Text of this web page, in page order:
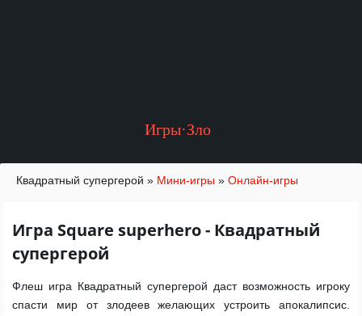
Игры·Зло
Квадратный супергерой » Мини-игры » Онлайн-игры
Игра Square superhero - Квадратный
супергерой
Флеш игра Квадратный супергерой даст возможность игроку
спасти мир от злодеев желающих устроить апокалипсис.